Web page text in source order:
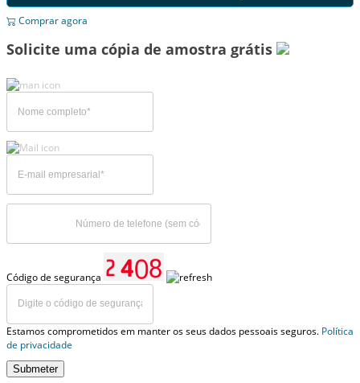
Comprar agora
Solicite uma cópia de amostra grátis
Código de segurança
Estamos comprometidos em manter os seus dados pessoais seguros. Política
de privacidade
Submeter